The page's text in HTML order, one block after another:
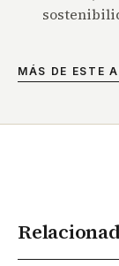
MÁS DE ESTE